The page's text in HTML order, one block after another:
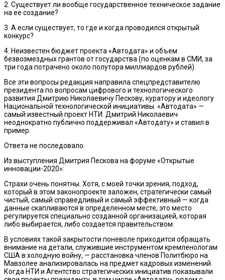
2. Существует ли вообще государственное техническое задание
на ее создание?
3. А если существует, то где и когда проводился открытый
конкурс?
4. Неизвестен бюджет проекта «Автодата» и объем
безвозмездных грантов от государства (по оценкам в СМИ, за
три года потрачено около полутора миллиардов рублей).
Все эти вопросы редакция направила спецпредставителю
президента по вопросам цифрового и технологического
развития Дмитрию Николаевичу Пескову, куратору и идеологу
Национальной технологической инициативы. «Автодата» —
самый известный проект НТИ. Дмитрий Николаевич
неоднократно публично поддерживал «Автодату» и ставил в
пример.
Ответа не последовало.
Из выступления Дмитрия Пескова на форуме «Открытые
инновации-2020»:
Страхи очень понятны. Хотя, с моей точки зрения, подход,
который в этом законопроекте заложен, стратегически самый
чистый, самый справедливый и самый эффективный — когда
данные скапливаются в определенном месте, это место
регулируется специально созданной организацией, которая
либо выбирается, либо создается правительством.
В условиях такой закрытости поневоле приходится обращать
внимание на детали, служившие инструментом кремленологам
США в холодную войну, — расстановка членов Политбюро на
Мавзолее анализировалась на предмет кадровых изменений.
Когда НТИ и Агентство стратегических инициатив показывали